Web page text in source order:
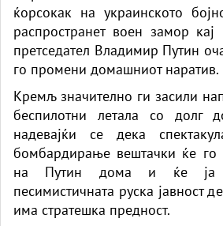
ќорсокак на украинското
распространет воен замор кај
претседател Владимир Путин
го промени домашниот наратив.
Кремљ значително ги засили
беспилотни летала со долг
надевајќи се дека
бомбардирање вештачки ќе го
на Путин дома и ќе ја
песимистичната руска јавност
има стратешка предност.